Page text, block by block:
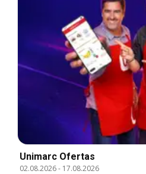
Unimarc Ofertas
02.08.2026- 17.08.2026